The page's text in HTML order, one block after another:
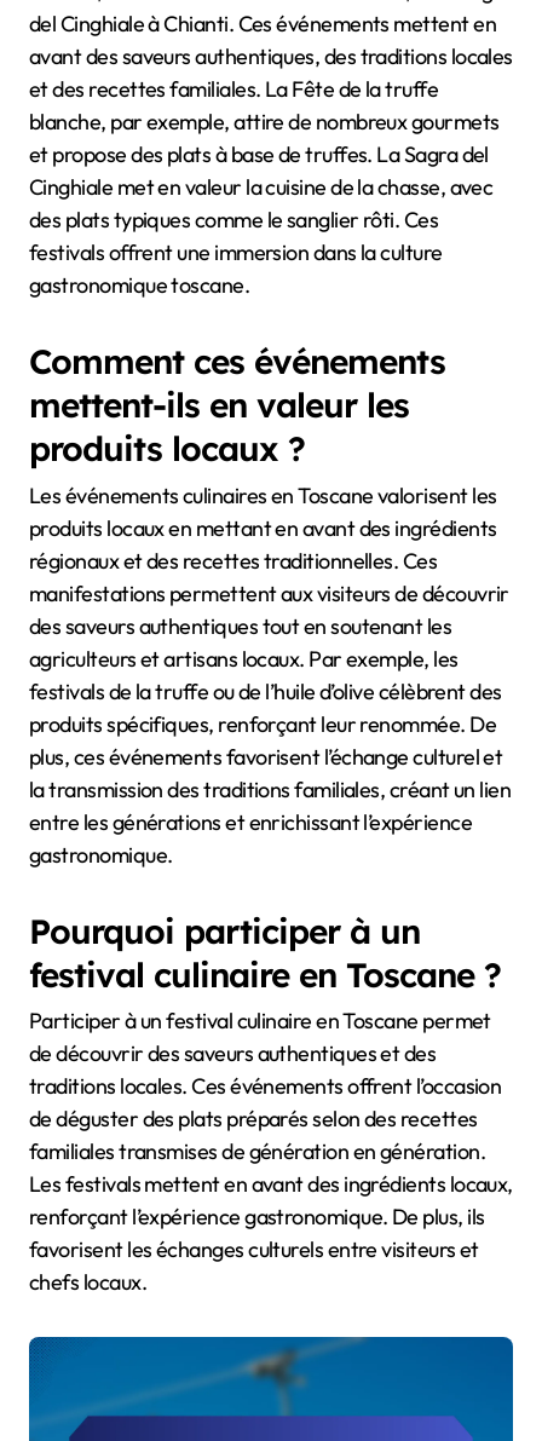
del Cinghiale à Chianti. Ces événements mettent en
avant des saveurs authentiques, des traditions locales
et des recettes familiales. La Fête de la truffe
blanche, par exemple, attire de nombreux gourmets
et propose des plats à base de truffes. La Sagra del
Cinghiale met en valeur la cuisine de la chasse, avec
des plats typiques comme le sanglier rôti. Ces
festivals offrent une immersion dans la culture
gastronomique toscane.
Comment ces événements
mettent-ils en valeur les
produits locaux ?
Les événements culinaires en Toscane valorisent les
produits locaux en mettant en avant des ingrédients
régionaux et des recettes traditionnelles. Ces
manifestations permettent aux visiteurs de découvrir
des saveurs authentiques tout en soutenant les
agriculteurs et artisans locaux. Par exemple, les
festivals de la truffe ou de l’huile d’olive célèbrent des
produits spécifiques, renforçant leur renommée. De
plus, ces événements favorisent l’échange culturel et
la transmission des traditions familiales, créant un lien
entre les générations et enrichissant l’expérience
gastronomique.
Pourquoi participer à un
festival culinaire en Toscane ?
Participer à un festival culinaire en Toscane permet
de découvrir des saveurs authentiques et des
traditions locales. Ces événements offrent l’occasion
de déguster des plats préparés selon des recettes
familiales transmises de génération en génération.
Les festivals mettent en avant des ingrédients locaux,
renforçant l’expérience gastronomique. De plus, ils
favorisent les échanges culturels entre visiteurs et
chefs locaux.